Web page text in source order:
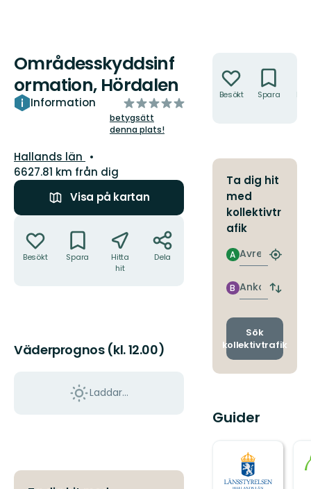
Områdesskyddsinf
ormation, Hördalen
Information
av
5
stjärnor
betygsätt
denna plats!
Län:
Hallands län
6627.81 km från dig
Visa på kartan
Besökt Spara
Hitta
hit
Dela
Väderprognos (kl. 12.00)
Laddar...
Besökt Spara
Ta dig hit
med
kollektivtr
afik
Avresa
A
Hitta
Ankomst
B
Byt
och
Sök
kollektivtrafik
Guider